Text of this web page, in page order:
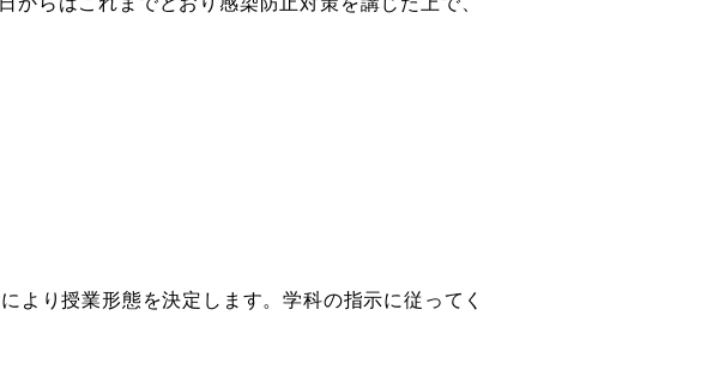
より授業形態を決定します。学科の指示に従ってく